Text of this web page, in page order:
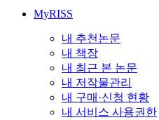
MyRISS
내 추천논문
내 책장
내 최근 본 논문
내 저작물관리
내 구매·신청 현황
내 서비스 사용권한